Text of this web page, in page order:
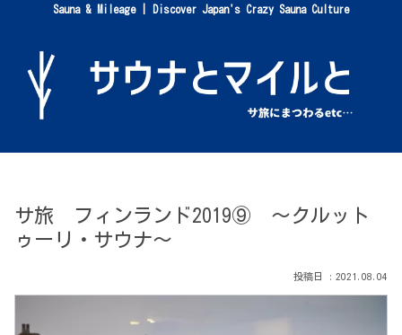
Sauna & Mileage | Discover Japan's Crazy Sauna Culture
サ旅 フィンランド2019⑨ 〜クルット
ゥーリ・サウナ〜
2021.08.04